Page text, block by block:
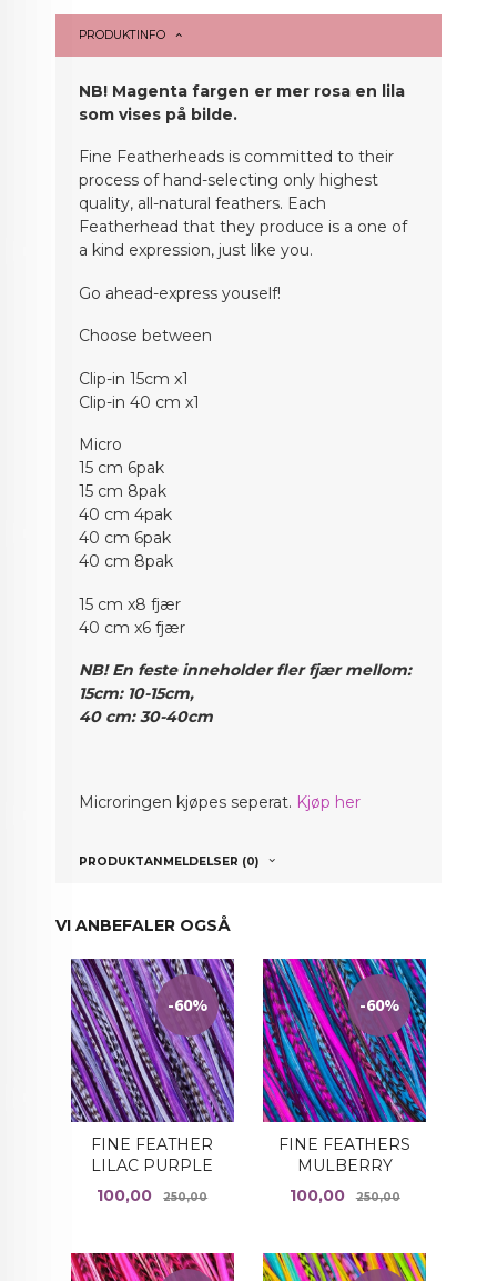
PRODUKTINFO
NB! Magenta fargen er mer rosa en lila
som vises på bilde.
Fine Featherheads is committed to their
process of hand-selecting only highest
quality, all-natural feathers. Each
Featherhead that they produce is a one of
a kind expression, just like you.
Go ahead-express youself!
Choose between
Clip-in 15cm x1
Clip-in 40 cm x1
Micro
15 cm 6pak
15 cm 8pak
40 cm 4pak
40 cm 6pak
40 cm 8pak
15 cm x8 fjær
40 cm x6 fjær
NB! En feste inneholder fler fjær mellom:
15cm: 10-15cm,
40 cm: 30-40cm
Microringen kjøpes seperat. Kjøp her
PRODUKTANMELDELSER (0)
VI ANBEFALER OGSÅ
FINE FEATHER
LILAC PURPLE
Tilbud
100,00 250,00Rabatt
-60%
FINE FEATHERS
MULBERRY
Tilbud
100,00 250,00Rabatt
-60%